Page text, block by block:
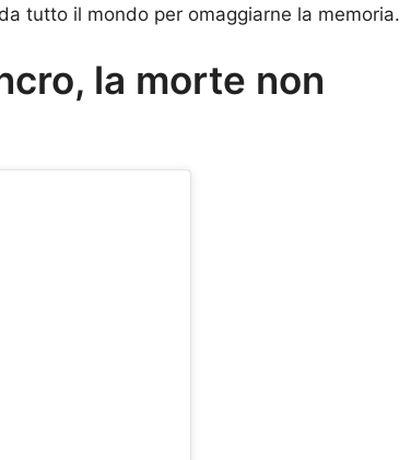
tutto il mondo per omaggiarne la memoria.
la morte non